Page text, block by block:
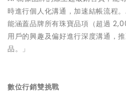
時進行個人化溝通，加速結帳流程
能涵蓋品牌所有珠寶品項（超過
用戶的興趣及偏好進行深度溝通，
品。」
數位行銷雙挑戰